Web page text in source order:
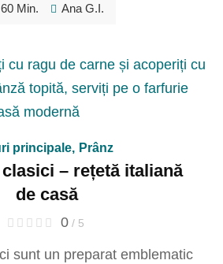
60 Min. Ana G.I.
principale, Prânz
– rețetă italiană
de casă
0/ 5
sunt un preparat emblematic